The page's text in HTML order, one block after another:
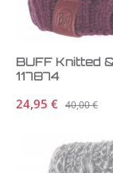
BUFF Knitted
117874
Verkaufspreis:
24,95 € Regulärer
40,00 €